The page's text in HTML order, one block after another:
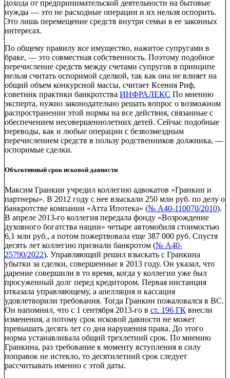
дохода от предпринимательской деятельности на бытовые
нужды — это не расходные операции и их нельзя оспорить.
Это лишь перемещение средств внутри семьи в ее законных
интересах.
По общему правилу все имущество, нажитое супругами в
браке, — это совместная собственность. Поэтому подобное
перечисление средств между счетами супругов в принципе
нельзя считать оспоримой сделкой, так как она не влияет на
общий объем конкурсной массы, считает Ксения Риф,
советник практики банкротства ИНФРАЛЕКС По мнению
эксперта, нужно законодательно решать вопрос о возможном
распространении этой нормы на все действия, связанные с
обеспечением несовершеннолетних детей. Сейчас подобные
переводы, как и любые операции с безвозмездным
перечислением средств в пользу родственников должника, —
оспоримые сделки.
Объективный срок исковой давности
Максим Гранкин учредил коллегию адвокатов «Гранкин и
партнеры‎». В 2012 году с нее взыскали 250 млн руб. по делу о
банкротстве компании «Атта Ипотека» (№ А40-110070/2010).
В апреле 2013-го коллегия передала фонду «Возрождение
духовного богатства нации» четыре автомобиля стоимостью
6,1 млн руб., а потом пожертвовала еще 387 000 руб. Спустя
десять лет коллегию признали банкротом (№ А40-
25790/2022). Управляющий решил взыскать с Гранкина
убытки за сделки, совершенные в 2013 году. Он указал, что
дарение совершили в то время, когда у коллегии уже был
просуженный долг перед кредитором. Первая инстанция
отказала управляющему, а апелляция и кассация
удовлетворили требования. Тогда Гранкин пожаловался в ВС.
Он напомнил, что с 1 сентября 2013-го в ст. 196 ГК внесли
изменения, а потому срок исковой давности не может
превышать десять лет со дня нарушения права. До этого
норма устанавливала общий трехлетний срок. По мнению
Гранкина, раз требование к моменту вступления в силу
поправок не истекло, то десятилетний срок следует
рассчитывать именно с этой даты.